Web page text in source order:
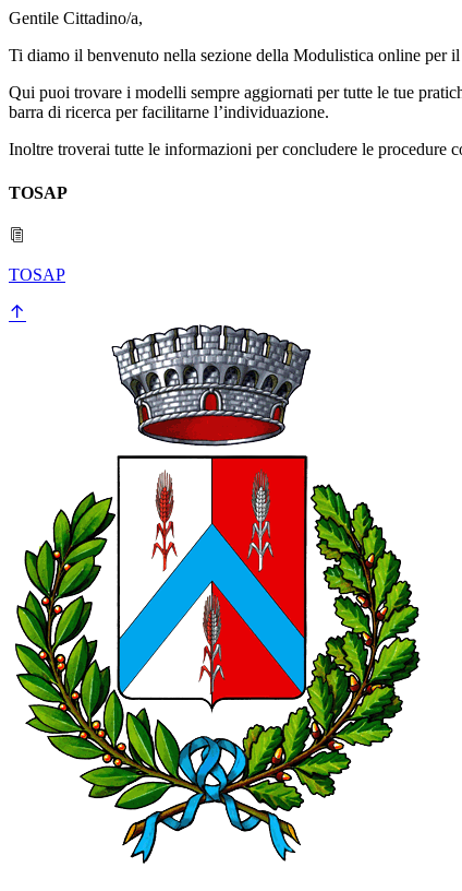
Gentile Cittadino/a,
Ti diamo il benvenuto nella sezione della Modulistica online per
Qui puoi trovare i modelli sempre aggiornati per tutte le tue
barra di ricerca per facilitarne l’individuazione.
Inoltre troverai tutte le informazioni per concludere le procedure
TOSAP
TOSAP